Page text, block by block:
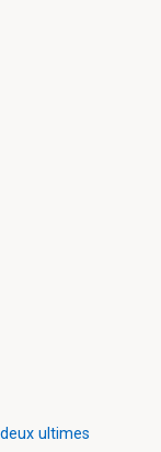
ultimes